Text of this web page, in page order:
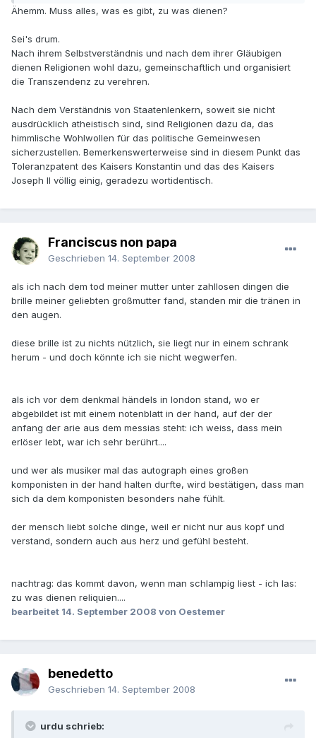
Ähemm. Muss alles, was es gibt, zu was dienen?
Sei's drum.
Nach ihrem Selbstverständnis und nach dem ihrer Gläubigen
dienen Religionen wohl dazu, gemeinschaftlich und organisiert
die Transzendenz zu verehren.
Nach dem Verständnis von Staatenlenkern, soweit sie nicht
ausdrücklich atheistisch sind, sind Religionen dazu da, das
himmlische Wohlwollen für das politische Gemeinwesen
sicherzustellen. Bemerkenswerterweise sind in diesem Punkt das
Toleranzpatent des Kaisers Konstantin und das des Kaisers
Joseph II völlig einig, geradezu wortidentisch.
Franciscus non papa
Geschrieben 14. September 2008
als ich nach dem tod meiner mutter unter zahllosen dingen die
brille meiner geliebten großmutter fand, standen mir die tränen in
den augen.
diese brille ist zu nichts nützlich, sie liegt nur in einem schrank
herum - und doch könnte ich sie nicht wegwerfen.
als ich vor dem denkmal händels in london stand, wo er
abgebildet ist mit einem notenblatt in der hand, auf der der
anfang der arie aus dem messias steht: ich weiss, dass mein
erlöser lebt, war ich sehr berührt....
und wer als musiker mal das autograph eines großen
komponisten in der hand halten durfte, wird bestätigen, dass man
sich da dem komponisten besonders nahe fühlt.
der mensch liebt solche dinge, weil er nicht nur aus kopf und
verstand, sondern auch aus herz und gefühl besteht.
nachtrag: das kommt davon, wenn man schlampig liest - ich las:
zu was dienen reliquien....
bearbeitet 14. September 2008 von Oestemer
benedetto
Geschrieben 14. September 2008
urdu schrieb: